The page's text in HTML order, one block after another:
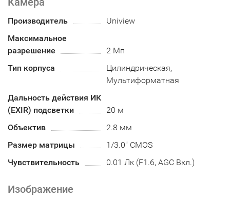
Производитель
Uniview
Максимальное
разрешение
2 Мп
Тип корпуса
Цилиндрическая,
Мультиформатная
Дальность действия ИК
(EXIR) подсветки
20 м
Объектив
2.8 мм
Размер матрицы
1/3.0" CMOS
Чувствительность
0.01 Лк (F1.6, AGC Вкл.)
Изображение